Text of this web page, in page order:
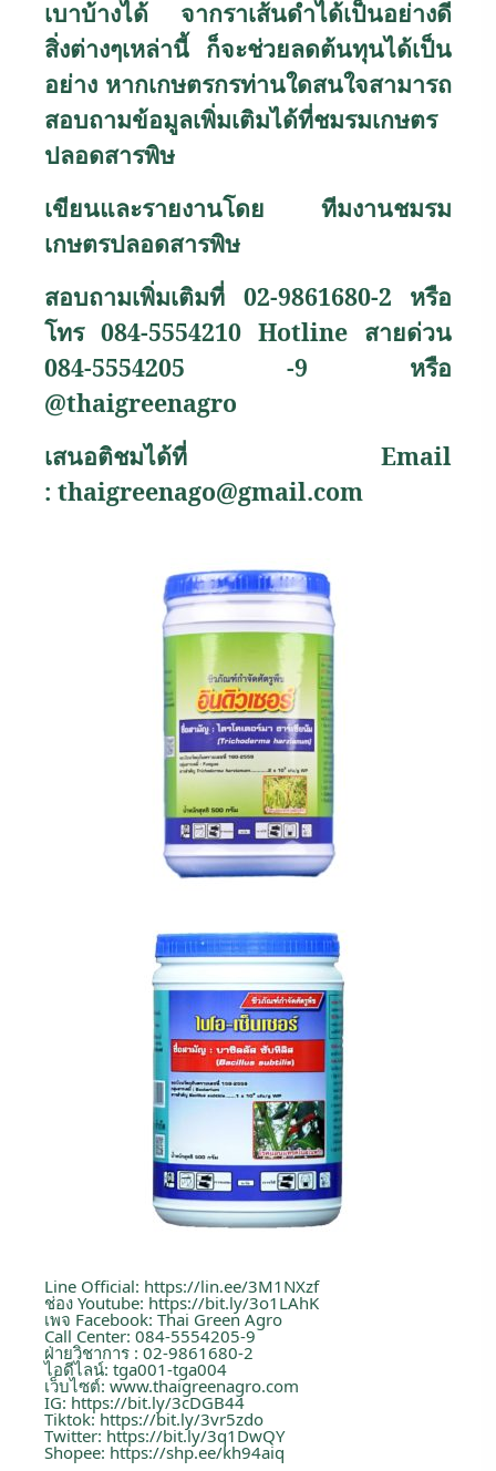
เบาบ้างได้ จากราเส้นดำได้เป็นอย่างดี
สิ่งต่างๆเหล่านี้ ก็จะช่วยลดต้นทุนได้เป็น
อย่าง หากเกษตรกรท่านใดสนใจสามารถ
สอบถามข้อมูลเพิ่มเติมได้ที่ชมรมเกษตร
ปลอดสารพิษ
เขียนและรายงานโดย ทีมงานชมรม
เกษตรปลอดสารพิษ
สอบถามเพิ่มเติมที่ 02-9861680-2 หรือ
โทร 084-5554210 Hotline สายด่วน
084-5554205 -9 หรือ
@thaigreenagro
เสนอติชมได้ที่ Email
: thaigreenago@gmail.com
Line Official: https://lin.ee/3M1NXzf
ช่อง Youtube: https://bit.ly/3o1LAhK
เพจ Facebook: Thai Green Agro
Call Center: 084-5554205-9
ฝ่ายวิชาการ : 02-9861680-2
ไอดีไลน์: tga001-tga004
เว็บไซต์: www.thaigreenagro.com
IG: https://bit.ly/3cDGB44
Tiktok: https://bit.ly/3vr5zdo
Twitter: https://bit.ly/3q1DwQY
Shopee: https://shp.ee/kh94aiq